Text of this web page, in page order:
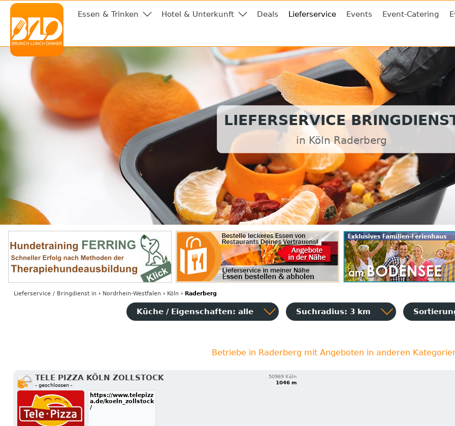
Essen & Trinken Hotel & Unterkunft Deals Lieferservice Events Event-Catering
LIEFERSERVICE
in Köln Raderberg
Lieferservice / Bringdienstin › Nordrhein-Westfalen › Köln › Raderberg
Küche / Eigenschaften: alle Suchradius: 3 km
Betriebe in Raderberg mit Angeboten in anderen
TELE PIZZA KÖLN ZOLLSTOCK
- geschlossen -
50969 Köln
1046 m
https://www.telepizz
a.de/koeln_zollstock
/